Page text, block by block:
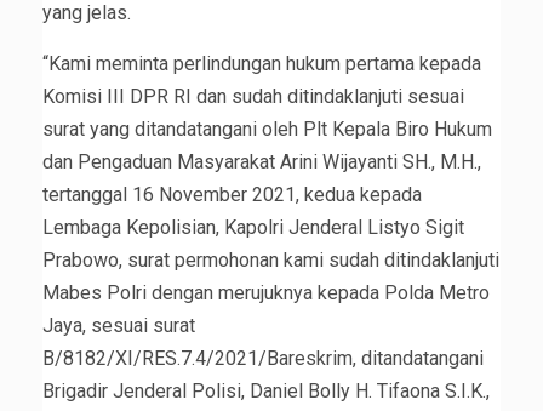
yang jelas.
“Kami meminta perlindungan hukum pertama kepada
Komisi III DPR RI dan sudah ditindaklanjuti sesuai
surat yang ditandatangani oleh Plt Kepala Biro Hukum
dan Pengaduan Masyarakat Arini Wijayanti SH., M.H.,
tertanggal 16 November 2021, kedua kepada
Lembaga Kepolisian, Kapolri Jenderal Listyo Sigit
Prabowo, surat permohonan kami sudah ditindaklanjuti
Mabes Polri dengan merujuknya kepada Polda Metro
Jaya, sesuai surat
B/8182/XI/RES.7.4/2021/Bareskrim, ditandatangani
Brigadir Jenderal Polisi, Daniel Bolly H. Tifaona S.I.K.,